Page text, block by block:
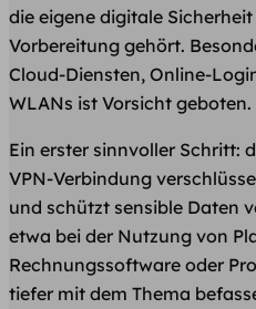
die eigene digitale
Vorbereitung gehört.
Cloud-Diensten, Online-
WLANs ist Vorsicht geboten.
Ein erster sinnvoller Schritt:
VPN-Verbindung
und schützt sensible Daten
etwa bei der Nutzung von
Rechnungssoftware oder
tiefer mit dem Thema